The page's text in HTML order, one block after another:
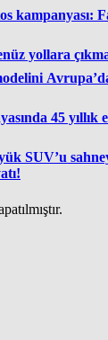
kampanyası:
yollara
45 yıllık
SUV’u